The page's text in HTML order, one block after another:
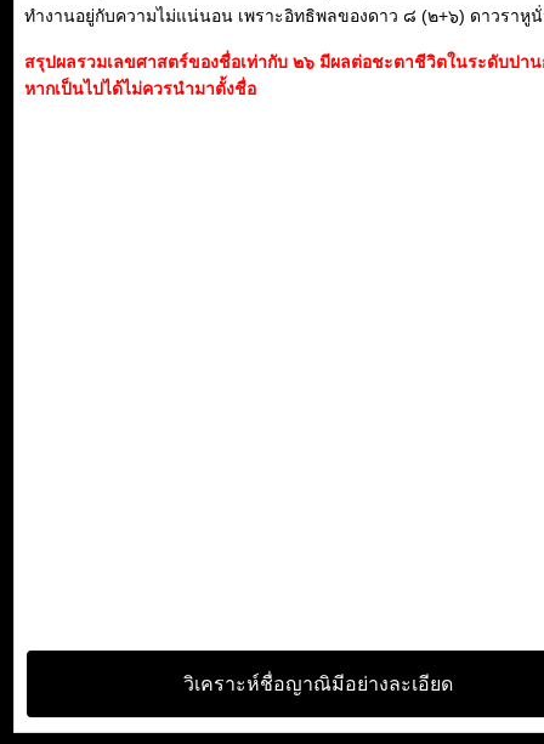
ทำงานอยู่กับความไม่แน่นอน เพราะอิทธิพลของดาว ๘ (๒+๖) ดาวราหูนั่
สรุปผลรวมเลขศาสตร์ของชื่อเท่ากับ ๒๖ มีผลต่อชะตาชีวิตในระดับปาน
หากเป็นไปได้ไม่ควรนำมาตั้งชื่อ
วิเคราะห์ชื่อญาณิมีอย่างละเอียด